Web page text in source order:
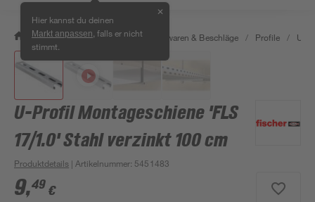
Hier kannst du deinen
Markt anpassen , falls er nicht
stimmt.
✕
/ Werkstatt & Maschinen / Eisenwaren & Beschläge / Profile / U-
U-Profil Montageschiene 'FLS
17/1.0' Stahl verzinkt 100 cm
Produktdetails | Artikelnummer: 5451483
9,49 €